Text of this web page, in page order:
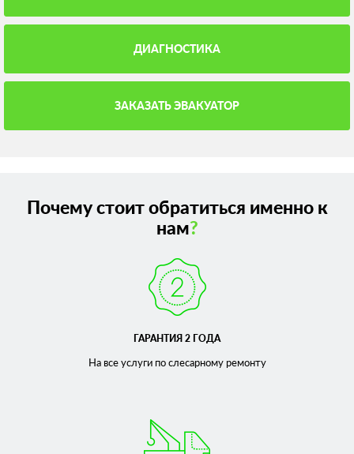
ДИАГНОСТИКА
ЗАКАЗАТЬ ЭВАКУАТОР
Почему стоит обратиться именно к
нам?
ГАРАНТИЯ 2 ГОДА
На все услуги по слесарномуремонту